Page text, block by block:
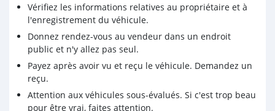
Vérifiez les informations relatives au propriétaire et à
l'enregistrement du véhicule.
Donnez rendez-vous au vendeur dans un endroit
public et n'y allez pas seul.
Payez après avoir vu et reçu le véhicule. Demandez un
reçu.
Attention aux véhicules sous-évalués. Si c'est trop beau
pour être vrai, faites attention.